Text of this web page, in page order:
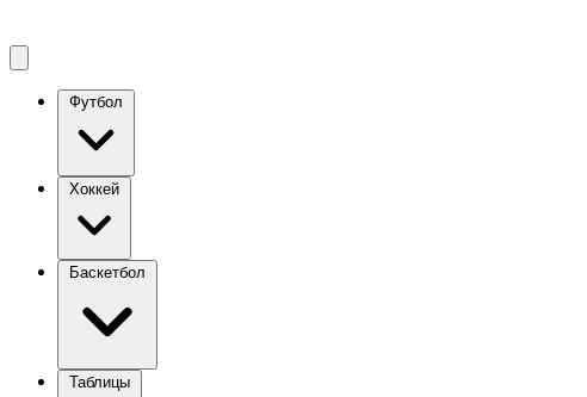
Футбол
Хоккей
Баскетбол
Таблицы